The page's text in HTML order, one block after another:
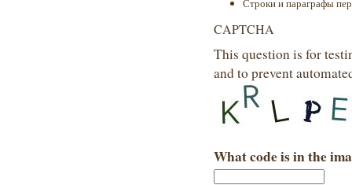
Строки и параграфы
CAPTCHA
This question is for
and to prevent
What code is in the